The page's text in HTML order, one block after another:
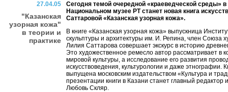
27.04.05
"Казанская
узорная кожа"
в теории и
практике
Сегодня темой очередной «краеведческой среды» в
Национальном музее РТ станет новая книга
Саттаровой «Казанская узорная кожа».
В книге «Казанская узорная кожа» выпускница
скульптуры и архитектуры им. И. Репина, член Союза
Лилия Саттарова совершает экскурс в историю
Это художественное ремесло автор рассматривает в
мировой культуры, а исследование его развития
искусствоведения, культурологии и даже этнографии.
выпущена московским издательством «Культура и
презентации книги в Казани станет главный редактор
Любовь Скляр.